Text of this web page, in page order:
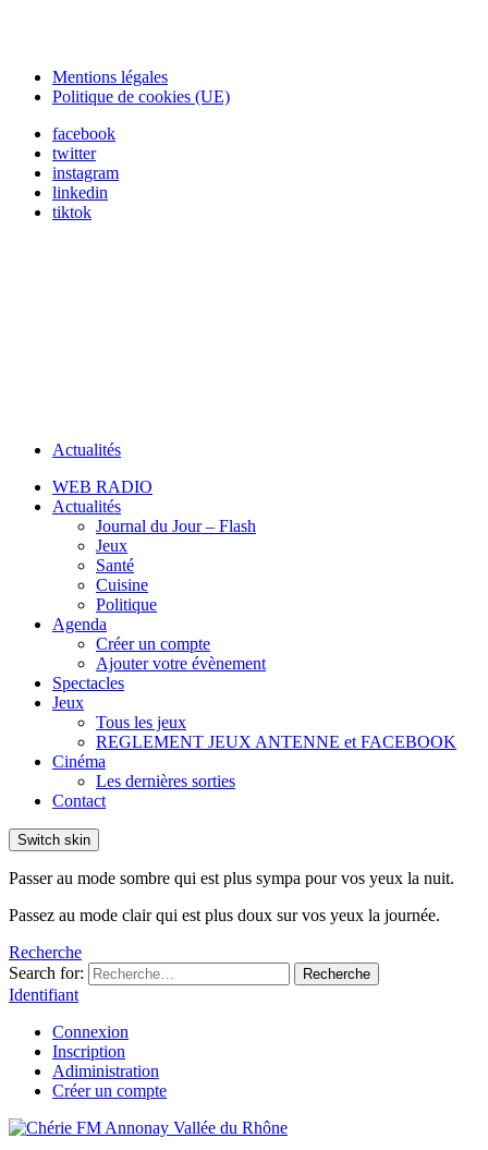
Mentions légales
Politique de cookies (UE)
facebook
twitter
instagram
linkedin
tiktok
Actualités
WEB RADIO
Actualités
Journal du Jour – Flash
Jeux
Santé
Cuisine
Politique
Agenda
Créer un compte
Ajouter votre évènement
Spectacles
Jeux
Tous les jeux
REGLEMENT JEUX ANTENNE et FACEBOOK
Cinéma
Les dernières sorties
Contact
Switch skin
Passer au mode sombre qui est plus sympa pour vos yeux la nuit.
Passez au mode clair qui est plus doux sur vos yeux la journée.
Recherche
Search for:
Recherche
Identifiant
Connexion
Inscription
Adiministration
Créer un compte